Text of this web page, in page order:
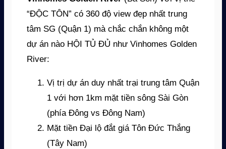
“ĐỘC TÔN” có 360 độ view đẹp nhất trung
tâm SG (Quận 1) mà chắc chắn không một
dự án nào HỘI TỦ ĐỦ như Vinhomes Golden
River:
Vị trị dự án duy nhất trại trung tâm Quận
1 với hơn 1km mặt tiền sông Sài Gòn
(phía Đông vs Đông Nam)
Mặt tiền Đại lộ đắt giá Tôn Đức Thắng
(Tây Nam)